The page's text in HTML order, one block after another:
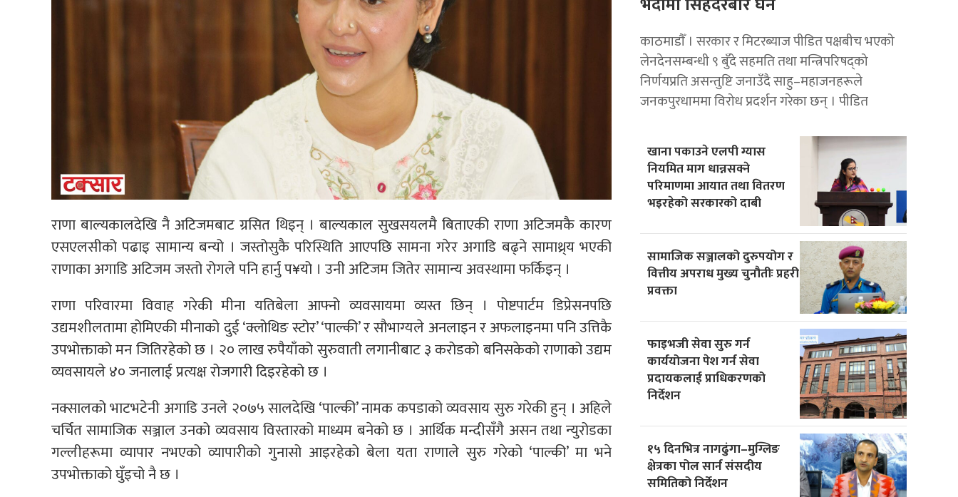
राणा बाल्यकालदेखि नै अटिजमबाट ग्रसित थिइन् । बाल्यकाल सुखसयलमै बिताएकी राणा अटिजमकै कारण
एसएलसीको पढाइ सामान्य बन्यो । जस्तोसुकै परिस्थिति आएपछि सामना गरेर अगाडि बढ्ने सामाथ्र्य भएकी
राणाका अगाडि अटिजम जस्तो रोगले पनि हार्नु प¥यो । उनी अटिजम जितेर सामान्य अवस्थामा फर्किइन् ।
राणा परिवारमा विवाह गरेकी मीना यतिबेला आफ्नो व्यवसायमा व्यस्त छिन् । पोष्टपार्टम डिप्रेसनपछि
उद्यमशीलतामा होमिएकी मीनाको दुई ‘क्लोथिङ स्टोर’ ‘पाल्की’ र सौभाग्यले अनलाइन र अफलाइनमा पनि उत्तिकै
उपभोक्ताको मन जितिरहेको छ । २० लाख रुपैयाँको सुरुवाती लगानीबाट ३ करोडको बनिसकेको राणाको उद्यम
व्यवसायले ४० जनालाई प्रत्यक्ष रोजगारी दिइरहेको छ ।
नक्सालको भाटभटेनी अगाडि उनले २०७५ सालदेखि ‘पाल्की’ नामक कपडाको व्यवसाय सुरु गरेकी हुन् । अहिले
चर्चित सामाजिक सञ्जाल उनको व्यवसाय विस्तारको माध्यम बनेको छ । आर्थिक मन्दीसँगै असन तथा न्युरोडका
गल्लीहरूमा व्यापार नभएको व्यापारीको गुनासो आइरहेको बेला यता राणाले सुरु गरेको ‘पाल्की’ मा भने
उपभोक्ताको घुँइचो नै छ ।
काठमाडाैँ । सरकार र मिटरब्याज पीडित पक्षबीच भएको
लेनदेनसम्बन्धी ९ बुँदे सहमति तथा मन्त्रिपरिषद्को
निर्णयप्रति असन्तुष्टि जनाउँदै साहु–महाजनहरूले
जनकपुरधाममा विरोध प्रदर्शन गरेका छन् । पीडित
खाना पकाउने एलपी ग्यास
नियमित माग धान्नसक्ने
परिमाणमा आयात तथा वितरण
भइरहेको सरकारको दाबी
सामाजिक सञ्जालको दुरुपयोग र
वित्तीय अपराध मुख्य चुनौतीः प्रहरी
प्रवक्ता
फाइभजी सेवा सुरु गर्न
कार्ययोजना पेश गर्न सेवा
प्रदायकलाई प्राधिकरणको
निर्देशन
१५ दिनभित्र नागढुंगा–मुग्लिङ
क्षेत्रका पोल सार्न संसदीय
समितिको निर्देशन